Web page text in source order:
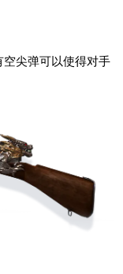
尖弹可以使得对手